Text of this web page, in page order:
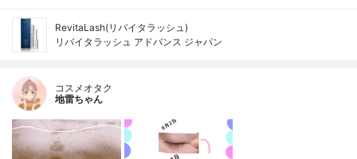
RevitaLash(リバイタラッシュ)
リバイタラッシュ アドバンス ジャパン
コスメオタク
地雷ちゃん